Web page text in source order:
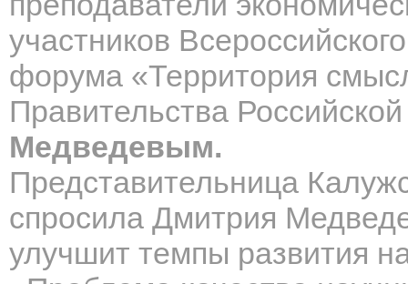
участников
форума «Территория
Правительства
Медведевым.
Представительница
спросила Дмитрия
улучшит темпы развития